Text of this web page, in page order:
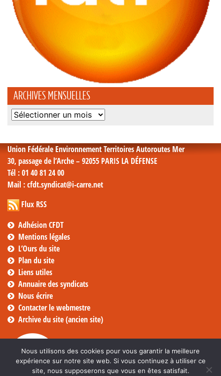
ARCHIVES MENSUELLES
Archives
Union Fédérale Environnement Territoires Autoroutes Mer
30, passage de l’Arche – 92055 PARIS LA DÉFENSE
Tél : 01 40 81 24 00
Mail : cfdt.syndicat@i-carre.net
Flux RSS
Adhésion CFDT
Mentions légales
L’Ours du site
Plan du site
Liens utiles
Annuaire des syndicats
Nous écrire
Contacter le webmestre
Archive du site (ancien site)
Nous utilisons des cookies pour vous garantir la meilleure
expérience sur notre site web. Si vous continuez à utiliser ce
site, nous supposerons que vous en êtes satisfait.